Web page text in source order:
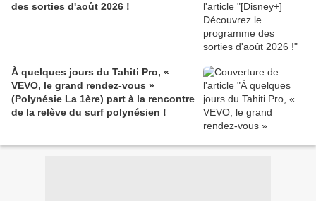
des sorties d'août 2026 !
À quelques jours du Tahiti Pro, «
VEVO, le grand rendez-vous »
(Polynésie La 1ère) part à la rencontre
de la relève du surf polynésien !